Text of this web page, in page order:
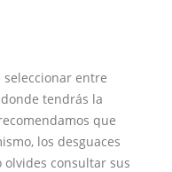
entre
tendrás la
que
los desguaces
olvides consultar sus